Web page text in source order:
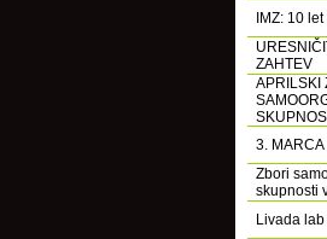
IMZ: 10
ZAHTEV
APRILSKI
3. MARCA
Zbori
skupnosti
Livada